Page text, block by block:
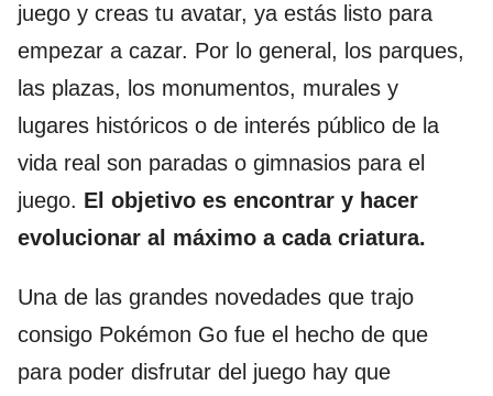
juego y creas tu avatar, ya estás listo para
empezar a cazar. Por lo general, los parques,
las plazas, los monumentos, murales y
lugares históricos o de interés público de la
vida real son paradas o gimnasios para el
juego. El objetivo es encontrar y hacer
evolucionar al máximo a cada criatura.
Una de las grandes novedades que trajo
consigo Pokémon Go fue el hecho de que
para poder disfrutar del juego hay que